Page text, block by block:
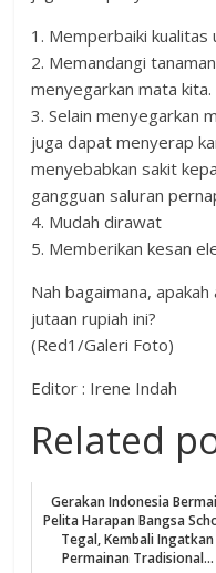
1. Memperbaiki kualitas
2. Memandangi
menyegarkan mata kita.
3. Selain menyegarkan
juga dapat menyerap
menyebabkan sakit
gangguan saluran
4. Mudah dirawat
5. Memberikan kesan
Nah bagaimana,
jutaan rupiah ini?
(Red1/Galeri Foto)
Editor : Irene Indah
Related
Gerakan Indonesia
Pelita Harapan Bangsa
Tegal, Kembali Ingatkan
Permainan Tradisional...